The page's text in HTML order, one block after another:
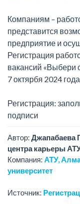
Компаниям –
представится
предприятие и
Регистрация
вакансий «Выбери
7 октярбя 2024
Регистрация:
подписи
Автор: Джапабаева
центра карьеры
Компания: АТУ,
университет
Источник: